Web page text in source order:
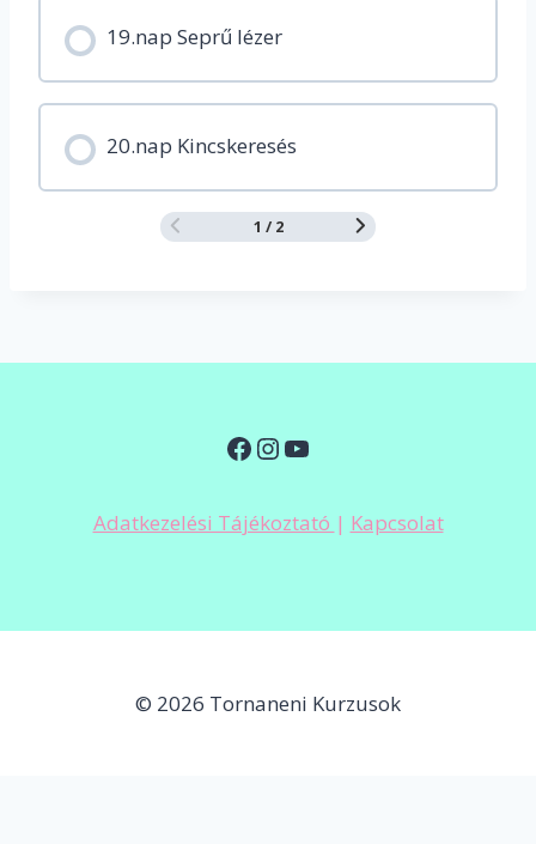
19.nap Seprű lézer
20.nap Kincskeresés
1 / 2
Facebook
Instagram
YouTube
Adatkezelési Tájékoztató | Kapcsolat
© 2026 Tornaneni Kurzusok